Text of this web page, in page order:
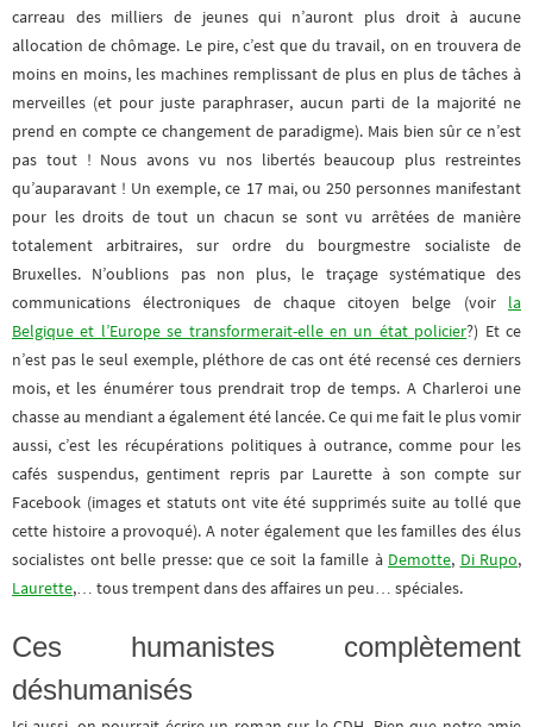
carreau des milliers de jeunes qui n’auront plus droit à aucune
allocation de chômage. Le pire, c’est que du travail, on en trouvera de
moins en moins, les machines remplissant de plus en plus de tâches à
merveilles (et pour juste paraphraser, aucun parti de la majorité ne
prend en compte ce changement de paradigme). Mais bien sûr ce n’est
pas tout ! Nous avons vu nos libertés beaucoup plus restreintes
qu’auparavant ! Un exemple, ce 17 mai, ou 250 personnes manifestant
pour les droits de tout un chacun se sont vu arrêtées de manière
totalement arbitraires, sur ordre du bourgmestre socialiste de
Bruxelles. N’oublions pas non plus, le traçage systématique des
communications électroniques de chaque citoyen belge (voir la
Belgique et l’Europe se transformerait-elle en un état policier?) Et ce
n’est pas le seul exemple, pléthore de cas ont été recensé ces derniers
mois, et les énumérer tous prendrait trop de temps. A Charleroi une
chasse au mendiant a également été lancée. Ce qui me fait le plus vomir
aussi, c’est les récupérations politiques à outrance, comme pour les
cafés suspendus, gentiment repris par Laurette à son compte sur
Facebook (images et statuts ont vite été supprimés suite au tollé que
cette histoire a provoqué). A noter également que les familles des élus
socialistes ont belle presse: que ce soit la famille à Demotte, Di Rupo,
Laurette,… tous trempent dans des affaires un peu… spéciales.
Ces humanistes complètement
déshumanisés